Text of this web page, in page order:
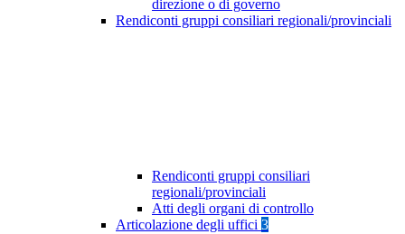
direzione o di governo
Rendiconti gruppi consiliari regionali/provinciali
Rendiconti gruppi consiliari
regionali/provinciali
Atti degli organi di controllo
Articolazione degli uffici 3